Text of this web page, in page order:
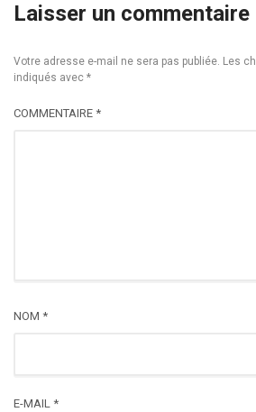
Laisser un commentaire
Votre adresse e-mail ne sera pas publiée. Les
indiqués avec *
COMMENTAIRE *
NOM *
E-MAIL *